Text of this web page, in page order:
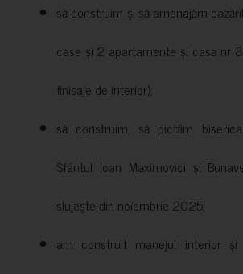
să construim și să amenajăm
case și 2 apartamente și casa nr
finisaje de interior);
să construim, să pictăm
Sfântul Ioan Maximovici și
slujește din noiembrie 2025;
am construit manejul interior și